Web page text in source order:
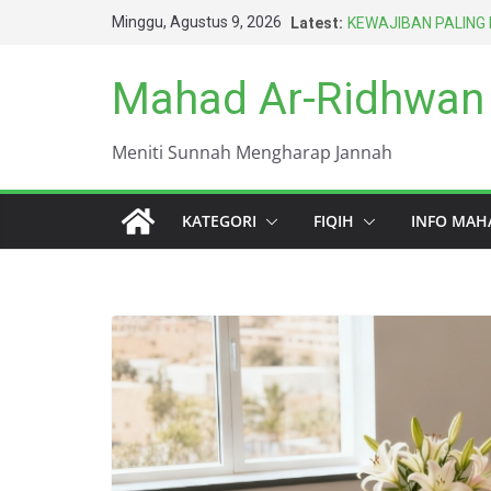
Minggu, Agustus 9, 2026 Latest: KEWAJIBAN
AMARAH BISA
BERTAHUN-TAHUN
TERBAIK UMAT INI
Mahad Ar-
Meniti Sunnah Mengharap Jannah
KATEGORI FIQIH INFO